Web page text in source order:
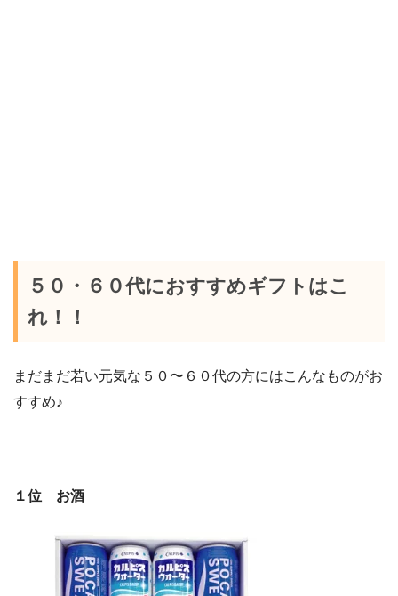
５０・６０代におすすめギフトはこ
れ！！
まだまだ若い元気な５０〜６０代の方にはこんなものがお
すすめ♪
１位 お酒